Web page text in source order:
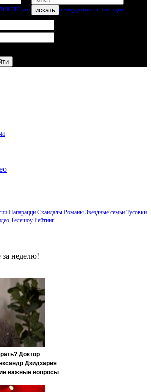
искать
Папарацци Скандалы Романы Звездные семьи Тусовки
Телешоу Рейтинг
за неделю!
Доктор
Дзидзария
важные вопросы